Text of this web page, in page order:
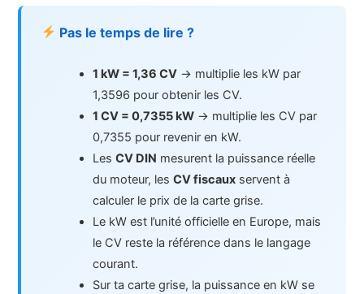
Pas le temps de lire ?
1 kW = 1,36 CV → multiplie les kW par
1,3596 pour obtenir les CV.
1 CV = 0,7355 kW → multiplie les CV par
0,7355 pour revenir en kW.
LesCV DIN mesurent la puissance réelle
du moteur, lesCV fiscaux servent à
calculer le prix de la carte grise.
Le kW est l’unité officielle en Europe, mais
le CV reste la référence dans le langage
courant.
Sur ta carte grise, la puissance en kW se